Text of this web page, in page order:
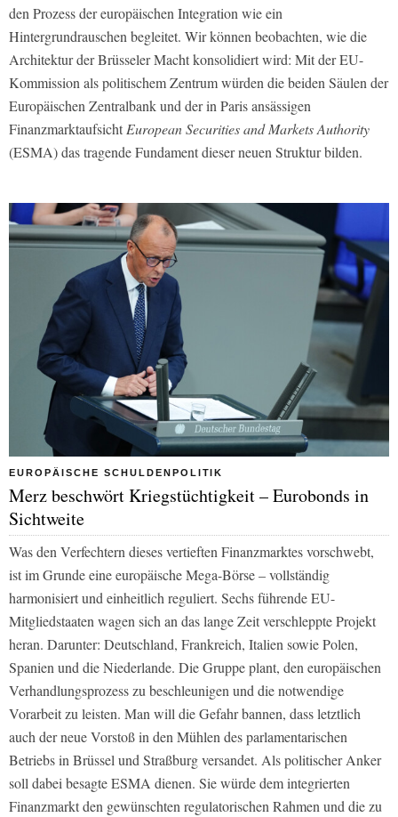
den Prozess der europäischen Integration wie ein
Hintergrundrauschen begleitet. Wir können beobachten, wie die
Architektur der Brüsseler Macht konsolidiert wird: Mit der EU-
Kommission als politischem Zentrum würden die beiden Säulen der
Europäischen Zentralbank und der in Paris ansässigen
Finanzmarktaufsicht European Securities and Markets Authority
(ESMA) das tragende Fundament dieser neuen Struktur bilden.
EUROPÄISCHE SCHULDENPOLITIK
Merz beschwört Kriegstüchtigkeit – Eurobonds in
Sichtweite
Was den Verfechtern dieses vertieften Finanzmarktes vorschwebt,
ist im Grunde eine europäische Mega-Börse – vollständig
harmonisiert und einheitlich reguliert. Sechs führende EU-
Mitgliedstaaten wagen sich an das lange Zeit verschleppte Projekt
heran. Darunter: Deutschland, Frankreich, Italien sowie Polen,
Spanien und die Niederlande. Die Gruppe plant, den europäischen
Verhandlungsprozess zu beschleunigen und die notwendige
Vorarbeit zu leisten. Man will die Gefahr bannen, dass letztlich
auch der neue Vorstoß in den Mühlen des parlamentarischen
Betriebs in Brüssel und Straßburg versandet. Als politischer Anker
soll dabei besagte ESMA dienen. Sie würde dem integrierten
Finanzmarkt den gewünschten regulatorischen Rahmen und die zu